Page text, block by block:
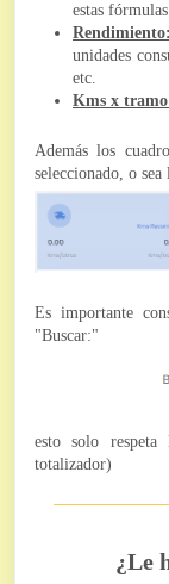
estas
Rendimiento:
unidades
etc.
Kms x
Además los
seleccionado, o sea
Es importante
"Buscar:"
esto solo
totalizador)
¿Le